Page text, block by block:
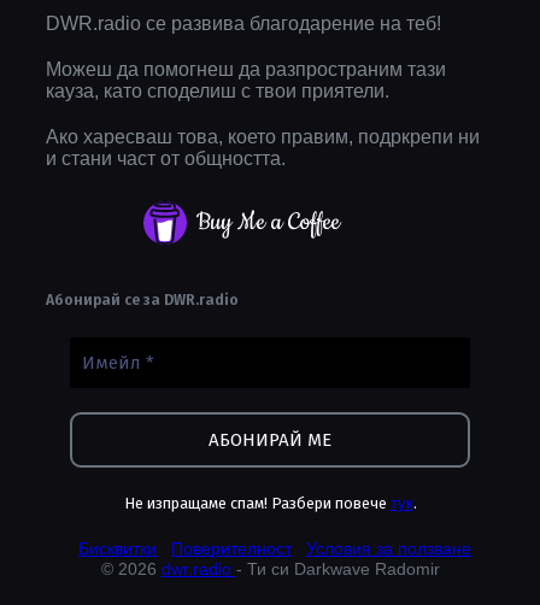
DWR.radio се развива благодарение на теб!
Можеш да помогнеш да разпространим тази
кауза, като споделиш с твои приятели.
Ако харесваш това, което правим, подркрепи ни
и стани част от общността.
Buy Me a Coffee
Абонирай се за DWR.radio
Не изпращаме спам! Разбери повече тук.
Бисквитки Поверителност
Условия за ползване
© 2026 dwr.radio - Ти си Darkwave Radomir